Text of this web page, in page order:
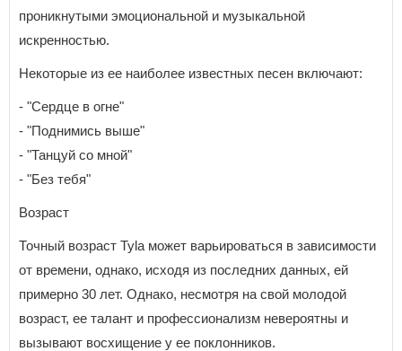
проникнутыми эмоциональной и музыкальной
искренностью.
Некоторые из ее наиболее известных песен включают:
- "Сердце в огне"
- "Поднимись выше"
- "Танцуй со мной"
- "Без тебя"
Возраст
Точный возраст Tyla может варьироваться в зависимости
от времени, однако, исходя из последних данных, ей
примерно 30 лет. Однако, несмотря на свой молодой
возраст, ее талант и профессионализм невероятны и
вызывают восхищение у ее поклонников.